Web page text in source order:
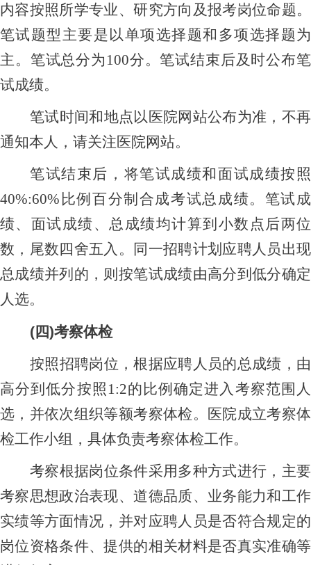
内容按照所学专业、研究方向及报考岗位命题。
笔试题型主要是以单项选择题和多项选择题为
主。笔试总分为 100分。笔试结束后及时公布笔
试成绩。
笔试时间和地点以医院网站公布为准，不再
通知本人，请关注医院网站。
笔试结束后，将笔试成绩和面试成绩按照
40%:60%比例百分制合成考试总成绩。笔试成
绩、面试成绩、总成绩均计算到小数点后两位
数，尾数四舍五入。同一招聘计划应聘人员出现
总成绩并列的，则按笔试成绩由高分到低分确定
人选。
(四)考察体检
按照招聘岗位，根据应聘人员的总成绩，由
高分到低分按照 1:2的比例确定进入考察范围人
选， 并依次组织等额考察体检。医院成立考察体
检工作小组，具体负责考察体检工作。
考察根据岗位条件采用多种方式进行，主要
考察思想政治表现、道德品质、业务能力和工作
实绩等方面情况，并对应聘人员是否符合规定的
岗位资格条件、提供的相关材料是否真实准确等